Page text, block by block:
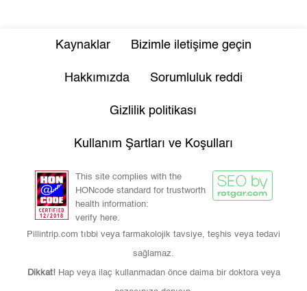
Kaynaklar Bizimle iletişime geçin
Hakkımızda Sorumluluk reddi
Gizlilik politikası
Kullanım Şartları ve Koşulları
This site complies with the
HONcode standard for trustworth
health information:
verify here.
Pillintrip.com tıbbi veya farmakolojik tavsiye, teşhis veya tedavi
sağlamaz.
Dikkat! Hap veya ilaç kullanmadan önce daima bir doktora veya